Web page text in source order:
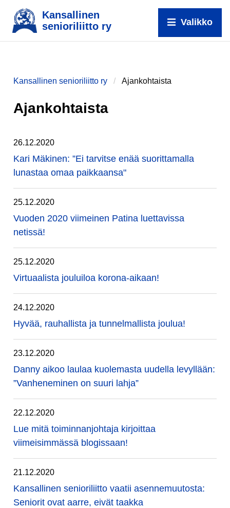
Kansallinen
senioriliitto ry
Valikko
Kansallinen senioriliitto ry Ajankohtaista
Ajankohtaista
26.12.2020
Kari Mäkinen: ”Ei tarvitse enää suorittamalla
lunastaa omaa paikkaansa"
25.12.2020
Vuoden 2020 viimeinen Patina luettavissa
netissä!
25.12.2020
Virtuaalista jouluiloa korona-aikaan!
24.12.2020
Hyvää, rauhallista ja tunnelmallista joulua!
23.12.2020
Danny aikoo laulaa kuolemasta uudella levyllään:
”Vanheneminen on suuri lahja”
22.12.2020
Lue mitä toiminnanjohtaja kirjoittaa
viimeisimmässä blogissaan!
21.12.2020
Kansallinen senioriliitto vaatii asennemuutosta:
Seniorit ovat aarre, eivät taakka